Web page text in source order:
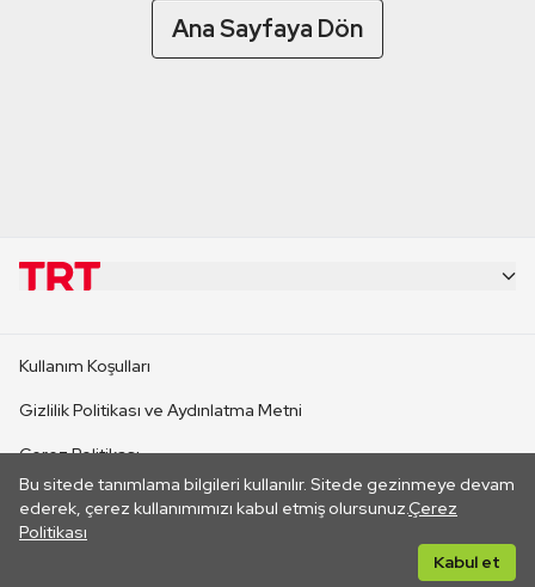
Ana Sayfaya Dön
Bu sitede tanımlama bilgileri kullanılır. Sitede gezinmeye devam
ederek, çerez kullanımımızı kabul etmiş olursunuz.Çerez
Politikası
Kabul et
CANLI YAYINLAR
Kullanım Koşulları
Gizlilik Politikası ve Aydınlatma Metni
Çerez Politikası
İletişim
Her hakkı saklıdır. ©2026 TRT. Bağlantı yoluyla gidilen dış